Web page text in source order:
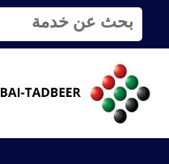
ب
ث
ع
: